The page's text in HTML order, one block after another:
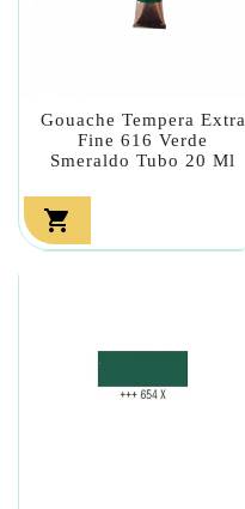
Gouache Tempera Extra
Fine 616 Verde
Smeraldo Tubo 20 Ml
